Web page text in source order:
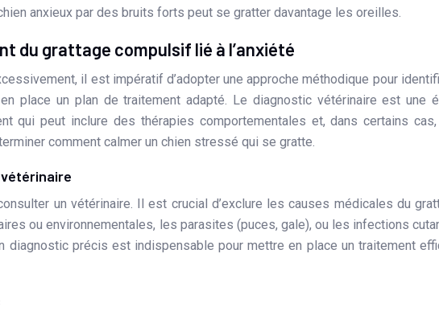
anxieux par des bruits forts peut se gratter davantage les oreilles.
du grattage compulsif lié à l’anxiété
il est impératif d’adopter une approche méthodique pour
place un plan de traitement adapté. Le diagnostic vétérinaire est une
qui peut inclure des thérapies comportementales et, dans certains
comment calmer un chien stressé qui se gratte.
un vétérinaire. Il est crucial d’exclure les causes médicales du
ou environnementales, les parasites (puces, gale), ou les infections
diagnostic précis est indispensable pour mettre en place un traitement